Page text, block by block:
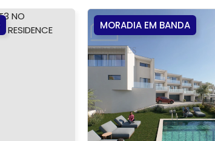
MORADIA EM BANDA